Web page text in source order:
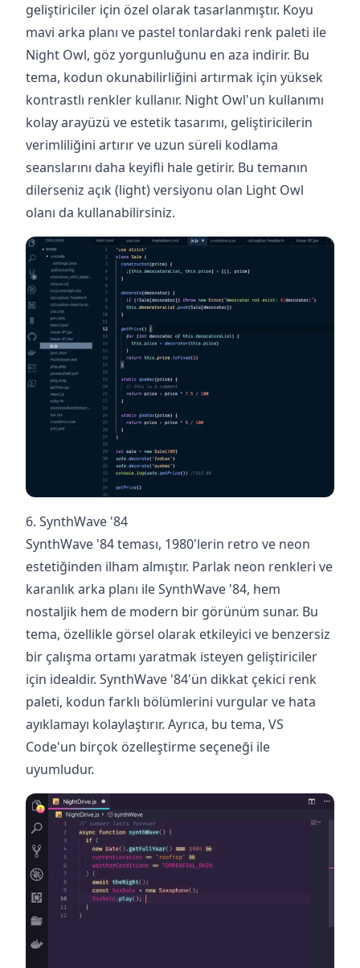
geliştiriciler için özel olarak tasarlanmıştır. Koyu
mavi arka planı ve pastel tonlardaki renk paleti ile
Night Owl, göz yorgunluğunu en aza indirir. Bu
tema, kodun okunabilirliğini artırmak için yüksek
kontrastlı renkler kullanır. Night Owl'un kullanımı
kolay arayüzü ve estetik tasarımı, geliştiricilerin
verimliliğini artırır ve uzun süreli kodlama
seanslarını daha keyifli hale getirir. Bu temanın
dilerseniz açık (light) versiyonu olan Light Owl
olanı da kullanabilirsiniz. ‍
6. SynthWave '84
SynthWave '84 teması, 1980'lerin retro ve neon
estetiğinden ilham almıştır. Parlak neon renkleri ve
karanlık arka planı ile SynthWave '84, hem
nostaljik hem de modern bir görünüm sunar. Bu
tema, özellikle görsel olarak etkileyici ve benzersiz
bir çalışma ortamı yaratmak isteyen geliştiriciler
için idealdir. SynthWave '84'ün dikkat çekici renk
paleti, kodun farklı bölümlerini vurgular ve hata
ayıklamayı kolaylaştırır. Ayrıca, bu tema, VS
Code'un birçok özelleştirme seçeneği ile
uyumludur. ‍